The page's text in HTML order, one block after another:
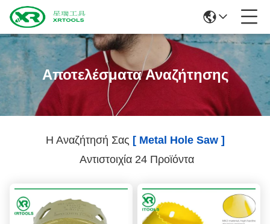
Αποτελέσματα Αναζήτησης
Η Αναζήτησή Σας [ Metal Hole Saw ]
Αντιστοιχία 24 Προϊόντα